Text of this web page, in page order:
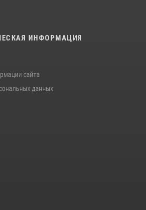
ИНФОРМАЦИЯ
сайта
данных